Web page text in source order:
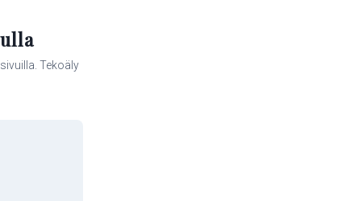
Tekoäly